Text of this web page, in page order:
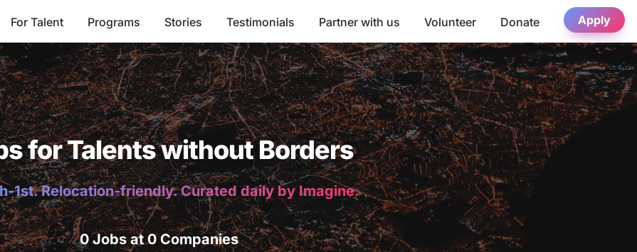
For Talent Programs Stories Testimonials Partner with us Volunteer Donate Apply
for Talents without Borders
1st. Relocation-friendly. Curated daily by Imagine.
0 Jobs at 0 Companies